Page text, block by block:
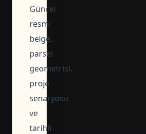
Güncel
resmi
belge,
parsel
geometrisi,
proje
senaryosu
ve
tarihli